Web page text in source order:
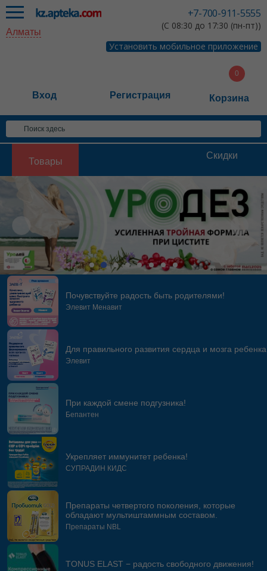
+7-700-911-5555
(С 08:30 до 17:30 (пн-пт))
Установить мобильное приложение
Алматы
Вход Регистрация Корзина
Товары
Скидки
Почувствуйте радость быть родителями!
Элевит Менавит
Для правильного развития сердца и мозга ребенка
Элевит
При каждой смене подгузника!
Бепантен
Укрепляет иммунитет ребенка!
СУПРАДИН КИДС
Препараты четвертого поколения, которые
обладают мультиштаммным составом.
Препараты NBL
TONUS ELAST − радость свободного движения!